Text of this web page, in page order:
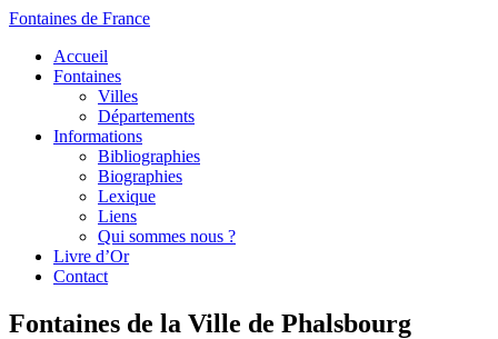
Fontaines de France
Accueil
Fontaines
Villes
Départements
Informations
Bibliographies
Biographies
Lexique
Liens
Qui sommes nous ?
Livre d’Or
Contact
Fontaines de la Ville de Phalsbourg